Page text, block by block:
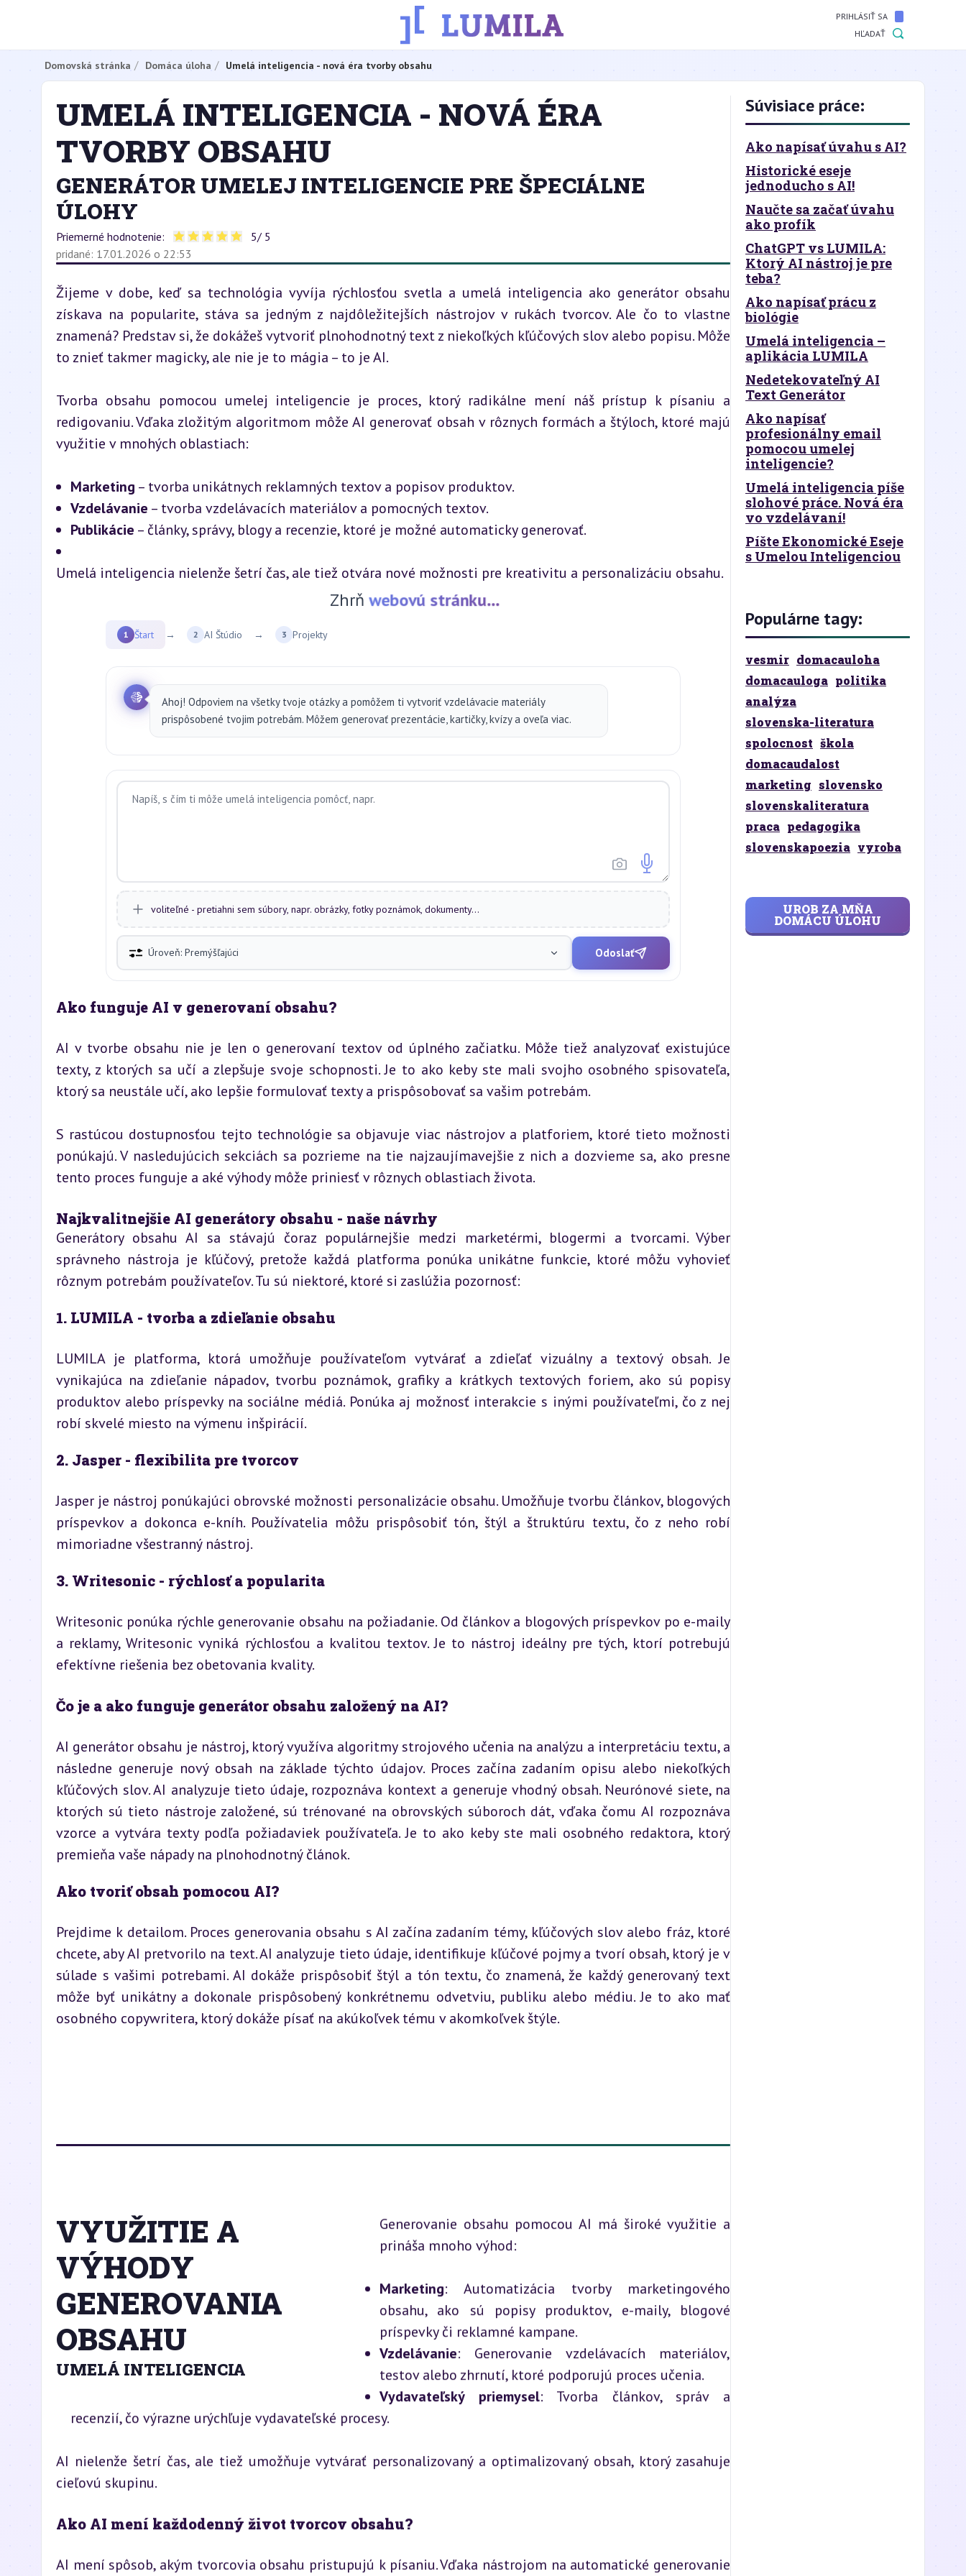
PRIHLÁSIŤ SA
HĽADAŤ
Domovská stránka Domáca úloha Umelá inteligencia - nová éra tvorby obsahu
UMELÁ INTELIGENCIA - NOVÁ ÉRA
TVORBY OBSAHU
GENERÁTOR UMELEJ INTELIGENCIE PRE ŠPECIÁLNE
ÚLOHY
Priemerné hodnotenie: 5/ 5
pridané: 17.01.2026 o 22:53
Žijeme v dobe, keď sa technológia vyvíja rýchlosťou svetla a umelá inteligencia ako generátor obsahu
získava na popularite, stáva sa jedným z najdôležitejších nástrojov v rukách tvorcov. Ale čo to vlastne
znamená? Predstav si, že dokážeš vytvoriť plnohodnotný text z niekoľkých kľúčových slov alebo popisu. Môže
to znieť takmer magicky, ale nie je to mágia – to je AI.
Tvorba obsahu pomocou umelej inteligencie je proces, ktorý radikálne mení náš prístup k písaniu a
redigovaniu. Vďaka zložitým algoritmom môže AI generovať obsah v rôznych formách a štýloch, ktoré majú
využitie v mnohých oblastiach:
Marketing – tvorba unikátnych reklamných textov a popisov produktov.
Vzdelávanie – tvorba vzdelávacích materiálov a pomocných textov.
Publikácie – články, správy, blogy a recenzie, ktoré je možné automaticky generovať.
Umelá inteligencia nielenže šetrí čas, ale tiež otvára nové možnosti pre kreativitu a personalizáciu obsahu.
Zhrňwebovú stránku...
1 Štart → 2 AI Štúdio → 3 Projekty
Ahoj! Odpoviem na všetky tvoje otázky a pomôžem ti vytvoriť vzdelávacie materiály
prispôsobené tvojim potrebám. Môžem generovať prezentácie, kartičky, kvízy a oveľa viac.
voliteľné - pretiahni sem súbory, napr. obrázky, fotky poznámok, dokumenty...
Úroveň: Premýšľajúci Odoslať
Ako funguje AI v generovaní obsahu?
AI v tvorbe obsahu nie je len o generovaní textov od úplného začiatku. Môže tiež analyzovať existujúce
texty, z ktorých sa učí a zlepšuje svoje schopnosti. Je to ako keby ste mali svojho osobného spisovateľa,
ktorý sa neustále učí, ako lepšie formulovať texty a prispôsobovať sa vašim potrebám.
S rastúcou dostupnosťou tejto technológie sa objavuje viac nástrojov a platforiem, ktoré tieto možnosti
ponúkajú. V nasledujúcich sekciách sa pozrieme na tie najzaujímavejšie z nich a dozvieme sa, ako presne
tento proces funguje a aké výhody môže priniesť v rôznych oblastiach života.
Najkvalitnejšie AI generátory obsahu - naše návrhy
Generátory obsahu AI sa stávajú čoraz populárnejšie medzi marketérmi, blogermi a tvorcami. Výber
správneho nástroja je kľúčový, pretože každá platforma ponúka unikátne funkcie, ktoré môžu vyhovieť
rôznym potrebám používateľov. Tu sú niektoré, ktoré si zaslúžia pozornosť:
1. LUMILA - tvorba a zdieľanie obsahu
LUMILA je platforma, ktorá umožňuje používateľom vytvárať a zdieľať vizuálny a textový obsah. Je
vynikajúca na zdieľanie nápadov, tvorbu poznámok, grafiky a krátkych textových foriem, ako sú popisy
produktov alebo príspevky na sociálne médiá. Ponúka aj možnosť interakcie s inými používateľmi, čo z nej
robí skvelé miesto na výmenu inšpirácií.
2. Jasper - flexibilita pre tvorcov
Jasper je nástroj ponúkajúci obrovské možnosti personalizácie obsahu. Umožňuje tvorbu článkov, blogových
príspevkov a dokonca e-kníh. Používatelia môžu prispôsobiť tón, štýl a štruktúru textu, čo z neho robí
mimoriadne všestranný nástroj.
3. Writesonic - rýchlosť a popularita
Writesonic ponúka rýchle generovanie obsahu na požiadanie. Od článkov a blogových príspevkov po e-maily
a reklamy, Writesonic vyniká rýchlosťou a kvalitou textov. Je to nástroj ideálny pre tých, ktorí potrebujú
efektívne riešenia bez obetovania kvality.
Čo je a ako funguje generátor obsahu založený na AI?
AI generátor obsahu je nástroj, ktorý využíva algoritmy strojového učenia na analýzu a interpretáciu textu, a
následne generuje nový obsah na základe týchto údajov. Proces začína zadaním opisu alebo niekoľkých
kľúčových slov. AI analyzuje tieto údaje, rozpoznáva kontext a generuje vhodný obsah. Neurónové siete, na
ktorých sú tieto nástroje založené, sú trénované na obrovských súboroch dát, vďaka čomu AI rozpoznáva
vzorce a vytvára texty podľa požiadaviek používateľa. Je to ako keby ste mali osobného redaktora, ktorý
premieňa vaše nápady na plnohodnotný článok.
Ako tvoriť obsah pomocou AI?
Prejdime k detailom. Proces generovania obsahu s AI začína zadaním témy, kľúčových slov alebo fráz, ktoré
chcete, aby AI pretvorilo na text. AI analyzuje tieto údaje, identifikuje kľúčové pojmy a tvorí obsah, ktorý je v
súlade s vašimi potrebami. AI dokáže prispôsobiť štýl a tón textu, čo znamená, že každý generovaný text
môže byť unikátny a dokonale prispôsobený konkrétnemu odvetviu, publiku alebo médiu. Je to ako mať
osobného copywritera, ktorý dokáže písať na akúkoľvek tému v akomkoľvek štýle.
VYUŽITIE A
VÝHODY
GENEROVANIA
OBSAHU
UMELÁ INTELIGENCIA
Generovanie obsahu pomocou AI má široké využitie a
prináša mnoho výhod:
Marketing: Automatizácia tvorby marketingového
obsahu, ako sú popisy produktov, e-maily, blogové
príspevky či reklamné kampane.
Vzdelávanie: Generovanie vzdelávacích materiálov,
testov alebo zhrnutí, ktoré podporujú proces učenia.
Vydavateľský priemysel: Tvorba článkov, správ a
recenzií, čo výrazne urýchľuje vydavateľské procesy.
AI nielenže šetrí čas, ale tiež umožňuje vytvárať personalizovaný a optimalizovaný obsah, ktorý zasahuje
cieľovú skupinu.
Ako AI mení každodenný život tvorcov obsahu?
AI mení spôsob, akým tvorcovia obsahu pristupujú k písaniu. Vďaka nástrojom na automatické generovanie
Súvisiace práce:
Ako napísať úvahu s AI?
Historické eseje
jednoducho s AI!
Naučte sa začať úvahu
ako profík
ChatGPT vs LUMILA:
Ktorý AI nástroj je pre
teba?
Ako napísať prácu z
biológie
Umelá inteligencia –
aplikácia LUMILA
Nedetekovateľný AI
Text Generátor
Ako napísať
profesionálny email
pomocou umelej
inteligencie?
Umelá inteligencia píše
slohové práce. Nová éra
vo vzdelávaní!
Píšte Ekonomické Eseje
s Umelou Inteligenciou
Populárne tagy:
vesmir domacauloha
domacauloga politika
analýza
slovenska-literatura
spolocnost škola
domacaudalost
marketing slovensko
slovenskaliteratura
praca pedagogika
slovenskapoezia vyroba
UROB ZA MŇA
DOMÁCU ÚLOHU